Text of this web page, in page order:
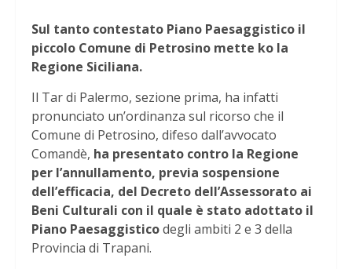
Sul tanto contestato Piano Paesaggistico il
piccolo Comune di Petrosino mette ko la
Regione Siciliana.
Il Tar di Palermo, sezione prima, ha infatti
pronunciato un’ordinanza sul ricorso che il
Comune di Petrosino, difeso dall’avvocato
Comandè, ha presentato contro la Regione
per l’annullamento, previa sospensione
dell’efficacia, del Decreto dell’Assessorato ai
Beni Culturali con il quale è stato adottato il
Piano Paesaggisticodegli ambiti 2 e 3 della
Provincia di Trapani.